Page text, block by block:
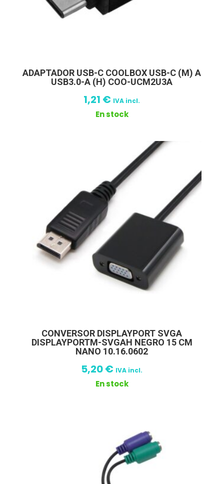
ADAPTADOR USB-C COOLBOX USB-C (M) A
USB3.0-A (H) COO-UCM2U3A
1,21 € IVA incl.
En stock
CONVERSOR DISPLAYPORT SVGA
DISPLAYPORTM-SVGAH NEGRO 15 CM
NANO 10.16.0602
5,20€ IVA incl.
En stock